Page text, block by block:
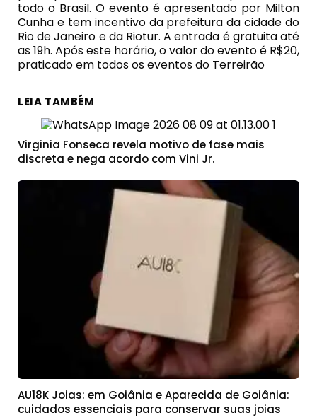
todo o Brasil. O evento é apresentado por Milton
Cunha e tem incentivo da prefeitura da cidade do
Rio de Janeiro e da Riotur. A entrada é gratuita até
as 19h. Após este horário, o valor do evento é R$20,
praticado em todos os eventos do Terreirão
LEIA TAMBÉM
Virginia Fonseca revela motivo de fase mais
discreta e nega acordo com Vini Jr.
AU18K Joias: em Goiânia e Aparecida de Goiânia:
cuidados essenciais para conservar suas joias